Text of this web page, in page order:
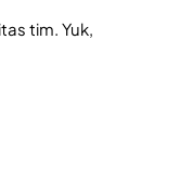
tim. Yuk,